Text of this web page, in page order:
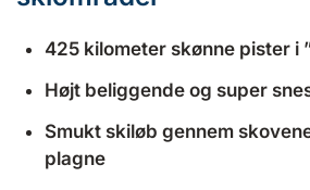
425 kilometer skønne pister i
Højt beliggende og super
Smukt skiløb gennem
plagne